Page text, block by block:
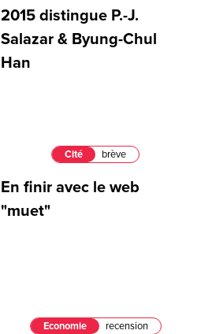
2015 distingue P.-J.
Salazar & Byung-Chul
Han
Cité brève
En finir avec le web
"muet"
Economie recension